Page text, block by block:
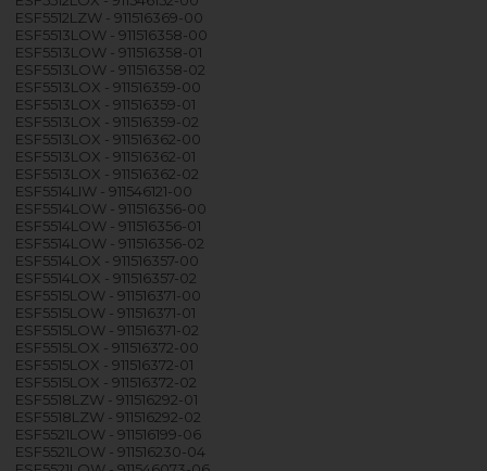
ESF5512LZW - 911516369-00
ESF5513LOW - 911516358-00
ESF5513LOW - 911516358-01
ESF5513LOW - 911516358-02
ESF5513LOX - 911516359-00
ESF5513LOX - 911516359-01
ESF5513LOX - 911516359-02
ESF5513LOX - 911516362-00
ESF5513LOX - 911516362-01
ESF5513LOX - 911516362-02
ESF5514LIW - 911546121-00
ESF5514LOW - 911516356-00
ESF5514LOW - 911516356-01
ESF5514LOW - 911516356-02
ESF5514LOX - 911516357-00
ESF5514LOX - 911516357-02
ESF5515LOW - 911516371-00
ESF5515LOW - 911516371-01
ESF5515LOW - 911516371-02
ESF5515LOX - 911516372-00
ESF5515LOX - 911516372-01
ESF5515LOX - 911516372-02
ESF5518LZW - 911516292-01
ESF5518LZW - 911516292-02
ESF5521LOW - 911516199-06
ESF5521LOW - 911516230-04